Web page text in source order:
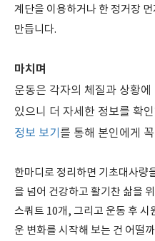
계단을 이용하거나 한 정거장
만듭니다.
마치며
운동은 각자의 체질과 상황
있으니 더 자세한 정보를 확
정보 보기 를 통해 본인에게
한마디로 정리하면 기초대사량
을 넘어 건강하고 활기찬 삶을
스쿼트 10개, 그리고 운동 후 시
운 변화를 시작해 보는 건 어떨